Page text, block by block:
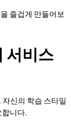
즐겁게 만들어보
서비스
신의 학습 스타일
합니다.